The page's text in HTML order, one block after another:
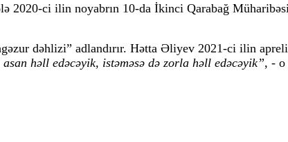
2020-ci ilin noyabrın 10-da İkinci Qarabağ
dəhlizi” adlandırır. Hətta Əliyev 2021-ci ilin
asan həll edəcəyik, istəməsə də zorla həll edəcəyik”, - o